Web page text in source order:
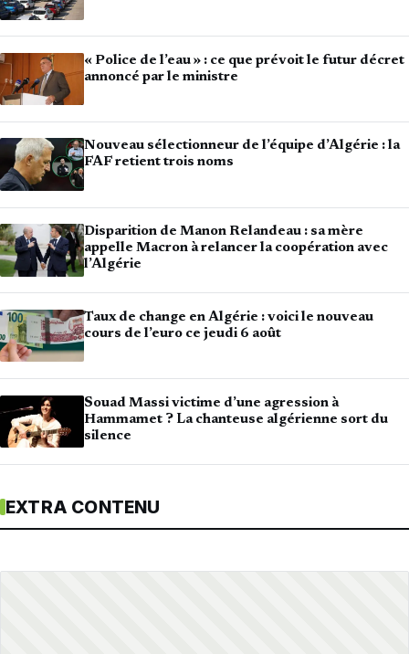
« Police de l’eau » : ce que prévoit le futur décret
annoncé par le ministre
Nouveau sélectionneur de l’équipe d’Algérie : la
FAF retient trois noms
Disparition de Manon Relandeau : sa mère
appelle Macron à relancer la coopération avec
l’Algérie
Taux de change en Algérie : voici le nouveau
cours de l’euro ce jeudi 6 août
Souad Massi victime d’une agression à
Hammamet ? La chanteuse algérienne sort du
silence
EXTRA CONTENU